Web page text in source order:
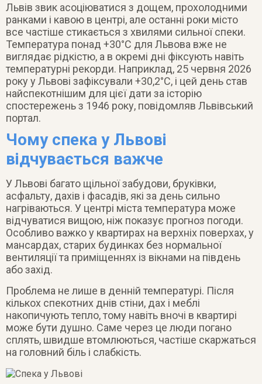
Львів звик асоціюватися з дощем, прохолодними
ранками і кавою в центрі, але останні роки місто
все частіше стикається з хвилями сильної спеки.
Температура понад +30°C для Львова вже не
виглядає рідкістю, а в окремі дні фіксують навіть
температурні рекорди. Наприклад, 25 червня 2026
року у Львові зафіксували +30,2°C, і цей день став
найспекотнішим для цієї дати за історію
спостережень з 1946 року, повідомляв Львівський
портал.
Чому спека у Львові
відчувається важче
У Львові багато щільної забудови, бруківки,
асфальту, дахів і фасадів, які за день сильно
нагріваються. У центрі міста температура може
відчуватися вищою, ніж показує прогноз погоди.
Особливо важко у квартирах на верхніх поверхах, у
мансардах, старих будинках без нормальної
вентиляції та приміщеннях із вікнами на південь
або захід.
Проблема не лише в денній температурі. Після
кількох спекотних днів стіни, дах і меблі
накопичують тепло, тому навіть вночі в квартирі
може бути душно. Саме через це люди погано
сплять, швидше втомлюються, частіше скаржаться
на головний біль і слабкість.